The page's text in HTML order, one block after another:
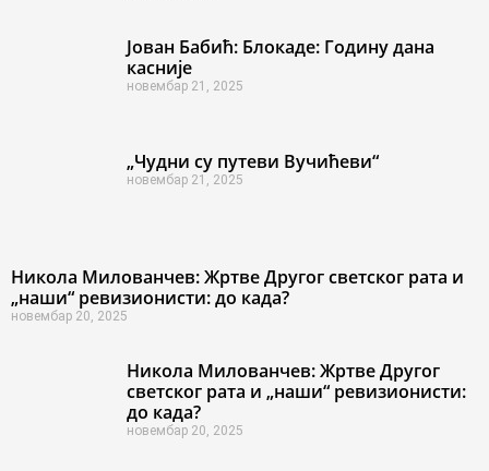
Јован Бабић: Блокаде: Годину дана
касније
новембар 21, 2025
„Чудни су путеви Вучићеви“
новембар 21, 2025
Никола Милованчев: Жртве Другог светског рата и
„наши“ ревизионисти: до када?
новембар 20, 2025
Никола Милованчев: Жртве Другог
светског рата и „наши“ ревизионисти:
до када?
новембар 20, 2025